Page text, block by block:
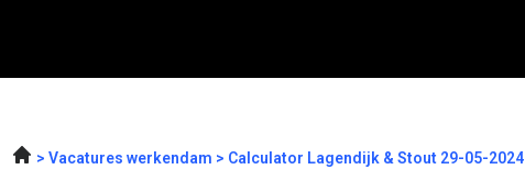
Vacatures werkendam Calculator Lagendijk & Stout 29-05-2024